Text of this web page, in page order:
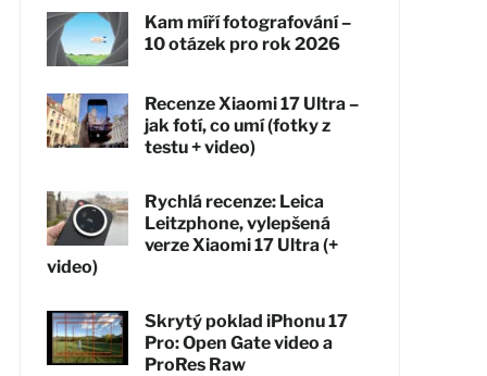
Kam míří fotografování –
10 otázek pro rok 2026
Recenze Xiaomi 17 Ultra –
jak fotí, co umí (fotky z
testu + video)
Rychlá recenze: Leica
Leitzphone, vylepšená
verze Xiaomi 17 Ultra (+
video)
Skrytý poklad iPhonu 17
Pro: Open Gate video a
ProRes Raw